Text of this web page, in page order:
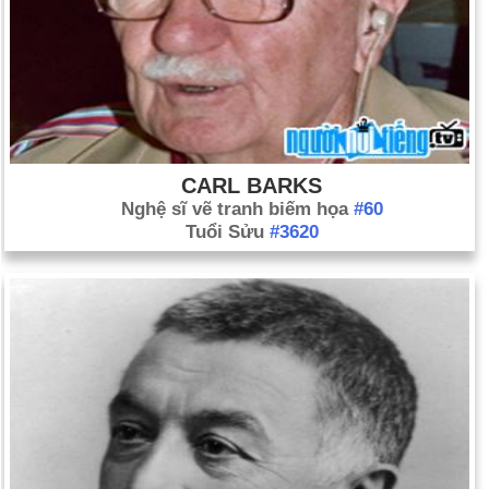
đã thông qua Tuyên ngôn Quốc tế về Quyền con người của
mình. Đại hội đồng sẽ thông qua nó lần cuối vào ngày 10 tháng
12 năm 1948.
Ngày 18-6 năm 1983:Sally Ride trở thành người phụ nữ Mỹ
đầu tiên bay vào vũ trụ.
CARL BARKS
Nghệ sĩ vẽ tranh biếm họa #60
Tuổi Sửu #3620